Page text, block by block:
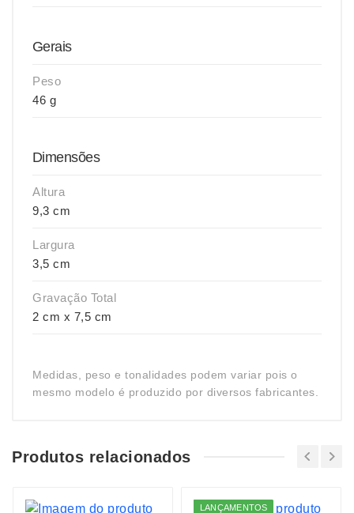
Gerais
Peso
46 g
Dimensões
Altura
9,3 cm
Largura
3,5 cm
Gravação Total
2 cm x 7,5 cm
Medidas, peso e tonalidades podem variar pois o
mesmo modelo é produzido por diversos fabricantes.
Produtos relacionados
LANÇAMENTOS